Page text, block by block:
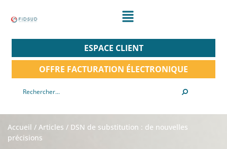
ESPACE CLIENT
OFFRE FACTURATION ÉLECTRONIQUE
Accueil / Articles / DSN de substitution : de nouvelles
précisions